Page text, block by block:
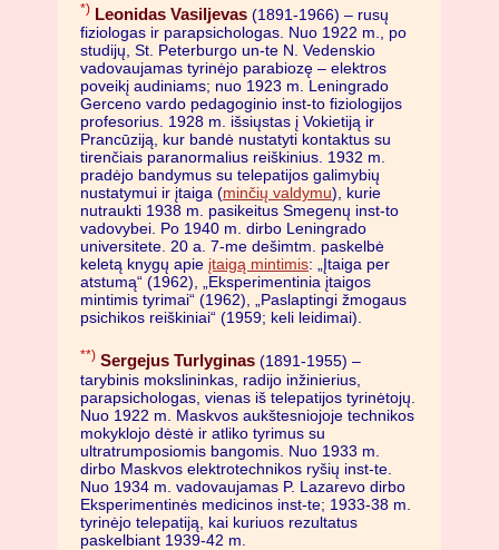
*) Leonidas Vasiljevas (1891-1966) – rusų
fiziologas ir parapsichologas. Nuo 1922 m., po
studijų, St. Peterburgo un-te N. Vedenskio
vadovaujamas tyrinėjo parabiozę – elektros
poveikį audiniams; nuo 1923 m. Leningrado
Gerceno vardo pedagoginio inst-to fiziologijos
profesorius. 1928 m. išsiųstas į Vokietiją ir
Prancūziją, kur bandė nustatyti kontaktus su
tirenčiais paranormalius reiškinius. 1932 m.
pradėjo bandymus su telepatijos galimybių
nustatymui ir įtaiga (minčių valdymu), kurie
nutraukti 1938 m. pasikeitus Smegenų inst-to
vadovybei. Po 1940 m. dirbo Leningrado
universitete. 20 a. 7-me dešimtm. paskelbė
keletą knygų apie įtaigą mintimis: „Įtaiga per
atstumą“ (1962), „Eksperimentinia įtaigos
mintimis tyrimai“ (1962), „Paslaptingi žmogaus
psichikos reiškiniai“ (1959; keli leidimai).
**) Sergejus Turlyginas (1891-1955) –
tarybinis mokslininkas, radijo inžinierius,
parapsichologas, vienas iš telepatijos tyrinėtojų.
Nuo 1922 m. Maskvos aukštesniojoje technikos
mokyklojo dėstė ir atliko tyrimus su
ultratrumposiomis bangomis. Nuo 1933 m.
dirbo Maskvos elektrotechnikos ryšių inst-te.
Nuo 1934 m. vadovaujamas P. Lazarevo dirbo
Eksperimentinės medicinos inst-te; 1933-38 m.
tyrinėjo telepatiją, kai kuriuos rezultatus
paskelbiant 1939-42 m.